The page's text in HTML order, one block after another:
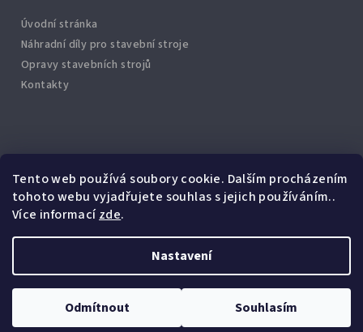
Tento web používá soubory cookie. Dalším procházením
tohoto webu vyjadřujete souhlas s jejich používáním..
Více informacízde.
Nastavení
Odmítnout Souhlasím
Úvodní stránka
Náhradní díly pro stavební stroje
Opravy stavebních strojů
Kontakty
Jak nakupovat
Obchodní podmínky
Podmínky ochrany osobních údajů
BagrMarket
Vytvořil Shoptet